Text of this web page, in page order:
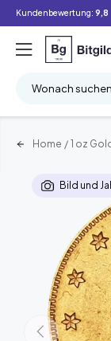
Kundenbewertung: 9,8
Wonach
Home / 1 oz
Bild und